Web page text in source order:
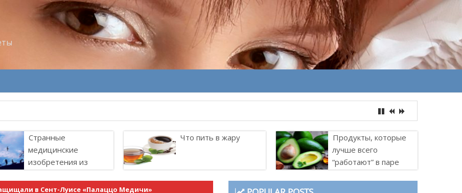
Странные
медицинские
изобретения из
Что пить в жару
Продукты, которые
лучше всего
“работают” в паре
в Сент-Луисе «Палаццо Медичи»